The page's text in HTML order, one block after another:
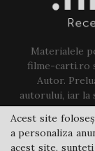
Materialele
filme-carti.ro
Autor.
autorului, iar la
Acest site
a personaliza
acest site,